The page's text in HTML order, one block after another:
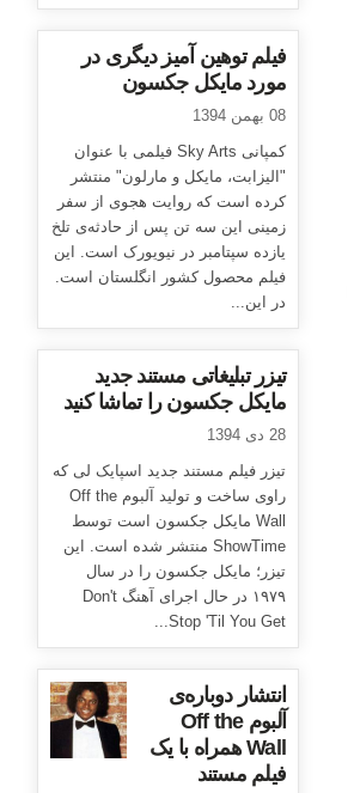
فیلم توهین آمیز دیگری در
مورد مایکل جکسون
08 بهمن 1394
کمپانی Sky Arts فیلمی با عنوان
"الیزابت، مایکل و مارلون" منتشر
کرده است که روایت هجوی از سفر
زمینی این سه تن پس از حادثه‌ی تلخ
یازده سپتامبر در نیویورک است. این
فیلم محصول کشور انگلستان است.
در این...
تیزر تبلیغاتی مستند جدید
مایکل جکسون را تماشا کنید
28 دی 1394
تیزر فیلم مستند جدید اسپایک لی که
راوی ساخت و تولید آلبوم Off the
Wall مایکل جکسون است توسط
ShowTime منتشر شده است. این
تیزر؛ مایکل جکسون را در سال
۱۹۷۹ در حال اجرای آهنگ Don't
Stop 'Til You Get...
انتشار دوباره‌ی
آلبوم Off the
Wall همراه با یک
فیلم مستند